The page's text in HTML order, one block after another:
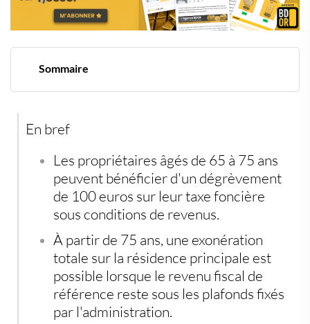
Sommaire
100 euros
Des exonérations accordées sans condition d'âge
Le cas particulier des résidents en maison de retraite
En bref
Les propriétaires âgés de 65 à 75 ans
peuvent bénéficier d'un dégrèvement
de 100 euros sur leur taxe foncière
sous conditions de revenus.
À partir de 75 ans, une exonération
totale sur la résidence principale est
possible lorsque le revenu fiscal de
référence reste sous les plafonds fixés
par l'administration.